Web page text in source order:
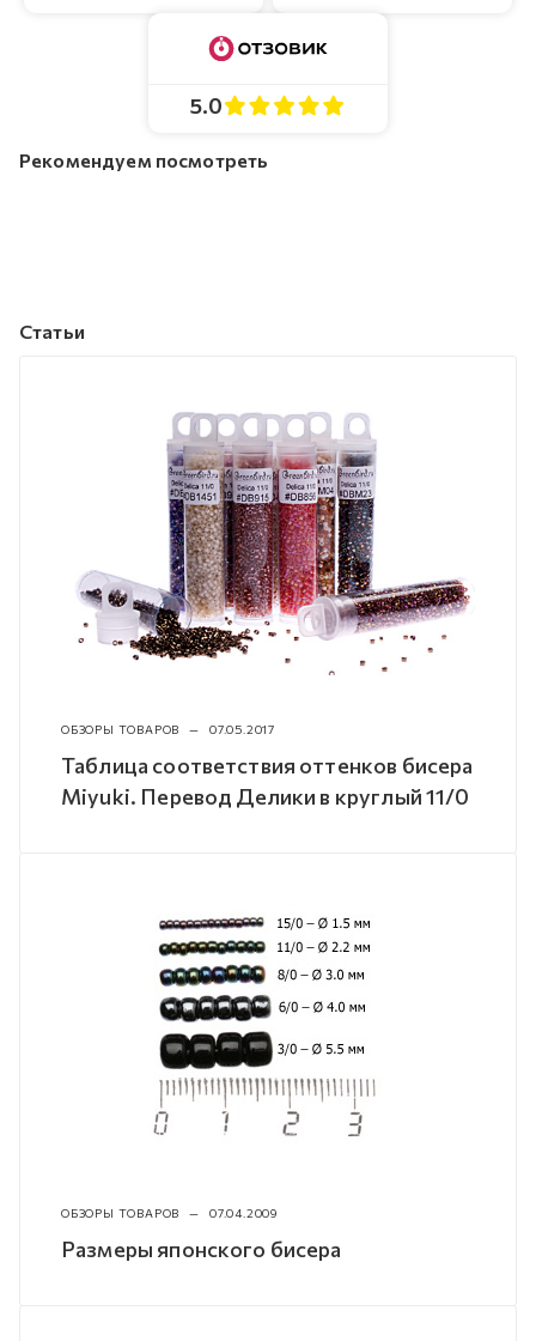
5.0
Рекомендуем посмотреть
Статьи
ОБЗОРЫ ТОВАРОВ — 07.05.2017
Таблица соответствия оттенков бисера
Miyuki. Перевод Делики в круглый 11/0
ОБЗОРЫ ТОВАРОВ — 07.04.2009
Размеры японского бисера